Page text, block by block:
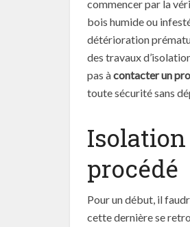
commencer par la
bois humide ou
détérioration
des travaux
pas àcontacter un
toute sécurité sans
procédé
Pour un début, il
cette dernière se